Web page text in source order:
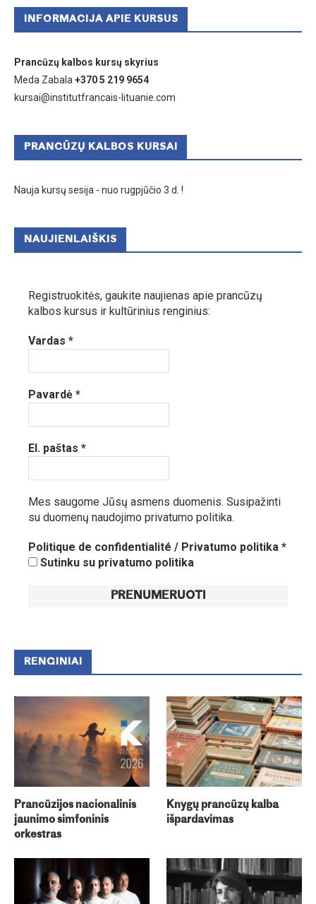
INFORMACIJA APIE KURSUS
Prancūzų kalbos kursų skyrius
Meda Zabala +370 5 219 9654
kursai@institutfrancais-lituanie.com
PRANCŪZŲ KALBOS KURSAI
Nauja kursų sesija - nuo rugpjūčio 3 d. !
NAUJIENLAIŠKIS
Registruokitės, gaukite naujienas apie prancūzų
kalbos kursus ir kultūrinius renginius:
Vardas *
Pavardė *
El. paštas *
Mes saugome Jūsų asmens duomenis. Susipažinti
su duomenų naudojimo privatumo politika.
Politique de confidentialité / Privatumo politika *
Sutinku su privatumo politika
RENGINIAI
Prancūzijos nacionalinis
jaunimo simfoninis
orkestras
Knygų prancūzų kalba
išpardavimas